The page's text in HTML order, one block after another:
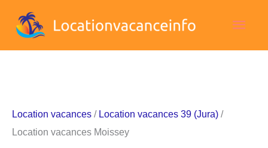
Location vacances / Location vacances 39 (Jura) /
Location vacances Moissey